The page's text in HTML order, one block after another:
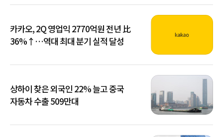
카카오, 2Q 영업익 2770억원 전년 比
36%↑…역대 최대 분기 실적 달성
상하이 찾은 외국인 22% 늘고 중국
자동차 수출 509만대